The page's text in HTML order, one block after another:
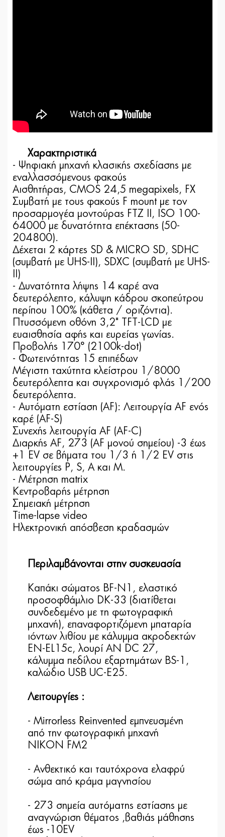
Χαρακτηριστικά
- Ψηφιακή μηχανή κλασικής σχεδίασης με
εναλλασσόμενους φακούς
Αισθητήρας, CMOS 24,5 megapixels, FX
Συμβατή με τους φακούς F mount με τoν
προσαρμογέα μοντούρας FTZ ΙΙ, ISO 100-
64000 με δυνατότητα επέκτασης (50-
204800).
Δέχεται 2 κάρτες SD & MICRO SD, SDHC
(συμβατή με UHS-II), SDXC (συμβατή με UHS-
II)
- Δυνατότητα λήψης 14 καρέ ανα
δευτερόλεπτο, κάλυψη κάδρου σκοπεύτρου
περίπου 100% (κάθετα / οριζόντια).
Πτυσσόμενη οθόνη 3,2" TFT-LCD με
ευαισθησία αφής και ευρείας γωνίας.
Προβολής 170° (2100k-dot)
- Φωτεινότητας 15 επιπέδων
Μέγιστη ταχύτητα κλείστρου 1/8000
δευτερόλεπτα και συγχρονισμό φλάς 1/200
δευτερόλεπτα.
- Αυτόματη εστίαση (AF): Λειτουργία AF ενός
καρέ (AF-S)
Συνεχής λειτουργία AF (AF-C)
Διαρκής AF, 273 (AF μονού σημείου) -3 έως
+1 EV σε βήματα του 1/3 ή 1/2 EV στις
λειτουργίες P, S, A και M.
- Μέτρηση matrix
Κεντροβαρής μέτρηση
Σημειακή μέτρηση
Τime-lapse video
Ηλεκτρονική απόσβεση κραδασμών
Περιλαμβάνονται στην συσκευασία
Καπάκι σώματος BF-N1, ελαστικό
προσοφθάμλιο DK-33 (διατίθεται
συνδεδεμένο με τη φωτογραφική
μηχανή), επαναφορτιζόμενη μπαταρία
ιόντων λιθίου με κάλυμμα ακροδεκτών
EN-EL15c, λουρί AN DC 27,
κάλυμμα πεδίλου εξαρτημάτων BS-1,
καλώδιο USB UC-E25.
Λειτουργίες :
- Mirrorless Reinvented εμπνευσμένη
από την φωτογραφική μηχανή
NIKON FM2
- Aνθεκτικό και ταυτόχρονα ελαφρύ
σώμα από κράμα μαγνησίου
- 273 σημεία αυτόματης εστίασης με
αναγνώριση θέματος ,βαθιάς μάθησης
έως -10EV